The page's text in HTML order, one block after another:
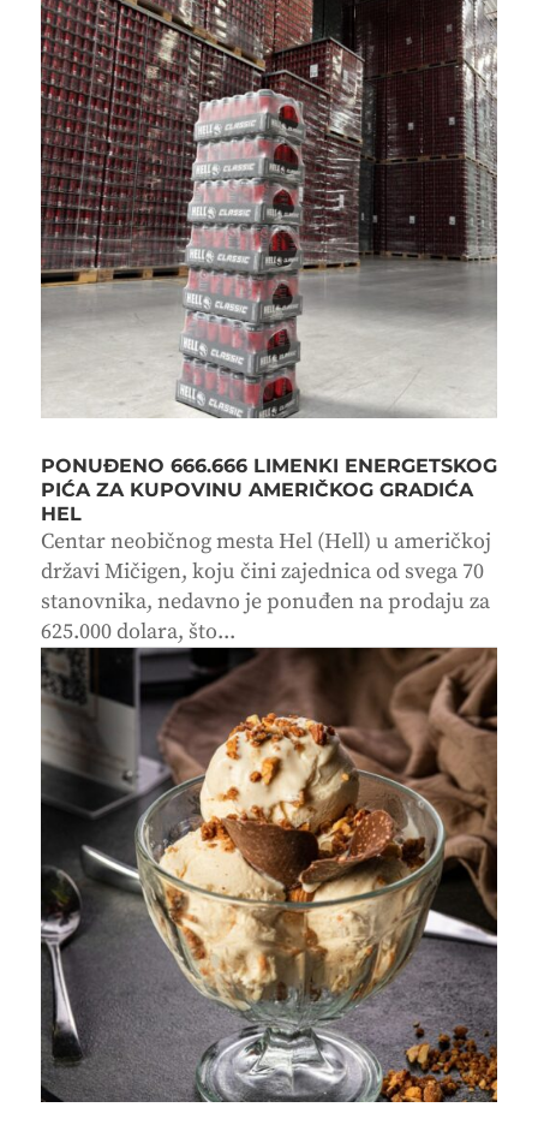
PONUĐENO 666.666 LIMENKI ENERGETSKOG
PIĆA ZA KUPOVINU AMERIČKOG GRADIĆA
HEL
Centar neobičnog mesta Hel (Hell) u američkoj
državi Mičigen, koju čini zajednica od svega 70
stanovnika, nedavno je ponuđen na prodaju za
625.000 dolara, što...